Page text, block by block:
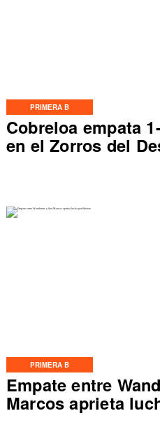
PRIMERA B
Cobreloa empata
en el Zorros del
PRIMERA B
Empate entre
Marcos aprieta